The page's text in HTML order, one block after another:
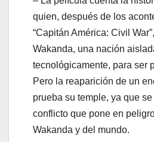
quien, después de los
“Capitán América: Civil
Wakanda, una nación
tecnológicamente, para ser
Pero la reaparición de un
prueba su temple, ya que
conflicto que pone en
Wakanda y del mundo.